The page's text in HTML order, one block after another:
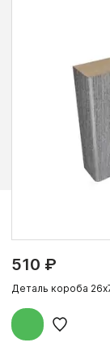
510 ₽
Деталь короба